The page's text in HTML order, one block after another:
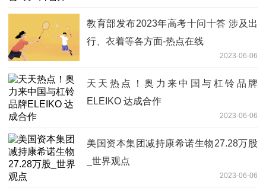
教育部发布2023年高考十问十答 涉及出
行、衣着等各方面-热点在线
2023-06-06
天天热点！奥力来中国与杠铃品牌
ELEIKO 达成合作
2023-06-06
美国资本集团减持康希诺生物27.28万股
_世界观点
2023-06-06